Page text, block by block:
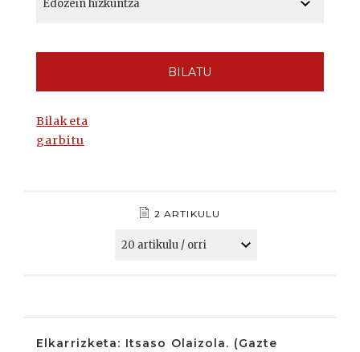
BILATU
Bilaketa
garbitu
2 ARTIKULU
Elkarrizketa: Itsaso Olaizola. (Gazte